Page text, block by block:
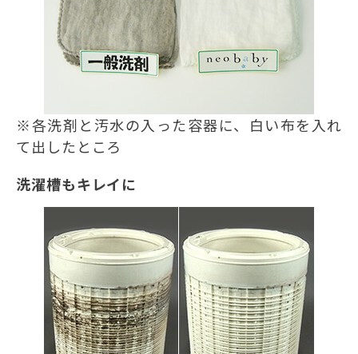
※各洗剤と汚水の入った容器に、白い布を入れ
て出したところ
洗濯槽もキレイに